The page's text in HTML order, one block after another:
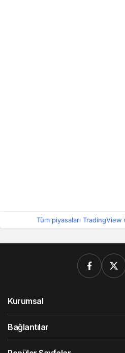
Tüm piyasaları
Kurumsal
Bağlantılar